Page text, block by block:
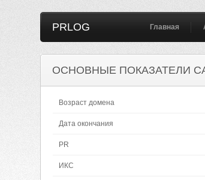
PRLOG Главная
ОСНОВНЫЕ ПОКАЗАТЕЛИ
Возраст домена
Дата окончания
PR
ИКС